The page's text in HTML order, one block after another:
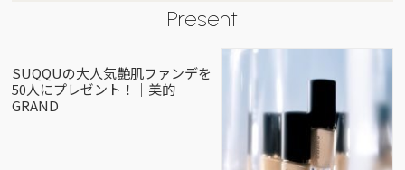
Present
SUQQUの大人気艶肌ファンデを
50人にプレゼント！｜美的
GRAND